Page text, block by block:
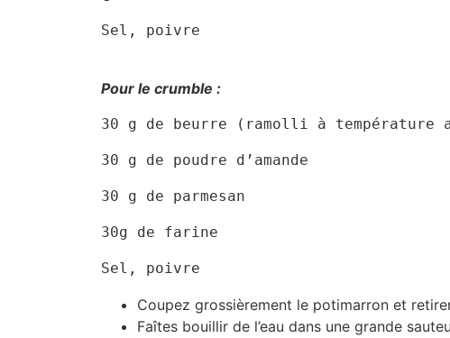
Sel, poivre
Pour le crumble :
30 g de beurre (ramolli à température
30 g de poudre d’amande
30 g de parmesan
30g de farine
Sel, poivre
Coupez grossièrement le potimarron et
Faîtes bouillir de l’eau dans une grande